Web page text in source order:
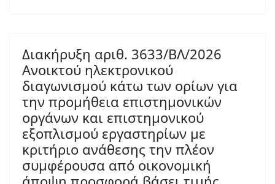
Διακήρυξη αριθ. 3633/ΒΛ/2026
Ανοικτού ηλεκτρονικού
διαγωνισμού κάτω των ορίων για
την προμήθεια επιστημονικών
οργάνων και επιστημονικού
εξοπλισμού εργαστηρίων με
κριτήριο ανάθεσης την πλέον
συμφέρουσα από οικονομική